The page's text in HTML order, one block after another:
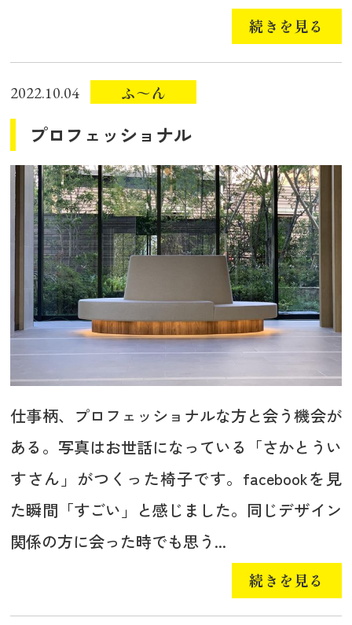
続きを見る
2022.10.04 ふ～ん
プロフェッショナル
仕事柄、プロフェッショナルな方と会う機会が
ある。写真はお世話になっている「さかとうい
すさん」がつくった椅子です。facebookを見
た瞬間「すごい」と感じました。同じデザイン
関係の方に会った時でも思う...
続きを見る